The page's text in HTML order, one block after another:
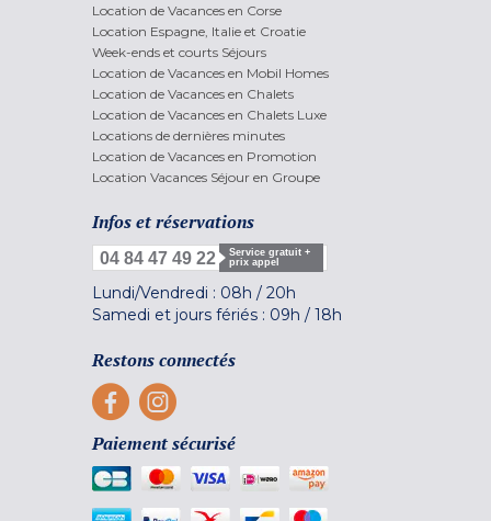
Location de Vacances en Corse
Location Espagne, Italie et Croatie
Week-ends et courts Séjours
Location de Vacances en Mobil Homes
Location de Vacances en Chalets
Location de Vacances en Chalets Luxe
Locations de dernières minutes
Location de Vacances en Promotion
Location Vacances Séjour en Groupe
Infos et réservations
04 84 47 49 22
Service gratuit +
prix appel
Lundi/Vendredi : 08h / 20h
Samedi et jours fériés : 09h / 18h
Restons connectés
Paiement sécurisé